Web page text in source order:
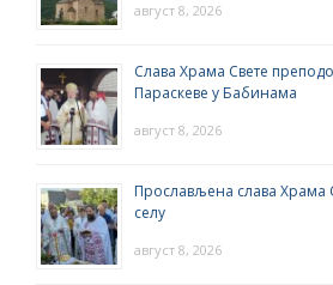
август 8, 2026
Слава Храма Свете
Параскеве у Бабинама
август 8, 2026
Прослављена слава Храма
селу
август 8, 2026